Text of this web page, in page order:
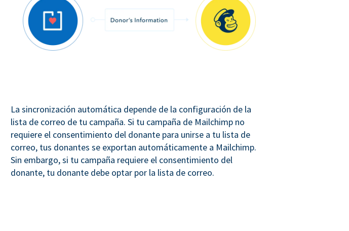
La sincronización automática depende de la configuración de la
lista de correo de tu campaña. Si tu campaña de Mailchimp no
requiere el consentimiento del donante para unirse a tu lista de
correo, tus donantes se exportan automáticamente a Mailchimp.
Sin embargo, si tu campaña requiere el consentimiento del
donante, tu donante debe optar por la lista de correo.